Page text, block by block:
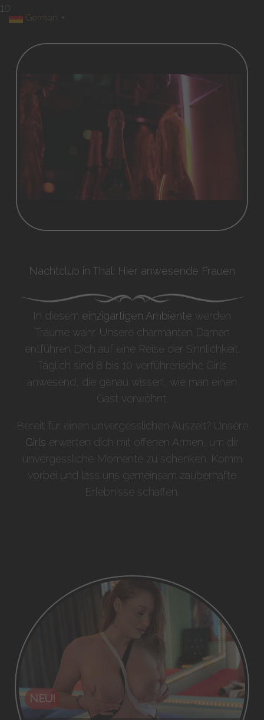
10
Nachtclub in Thal: Hier anwesende Frauen
In diesem einzigartigen Ambiente werden
Träume wahr. Unsere charmanten Damen
entführen Dich auf eine Reise der Sinnlichkeit.
Täglich sind 8 bis 10 verführerische Girls
anwesend, die genau wissen, wie man einen
Gast verwöhnt.
Bereit für einen unvergesslichen Auszeit? Unsere
Girls erwarten dich mit offenen Armen, um dir
unvergessliche Momente zu schenken. Komm
vorbei und lass uns gemeinsam zauberhafte
Erlebnisse schaffen.
NEU!
German